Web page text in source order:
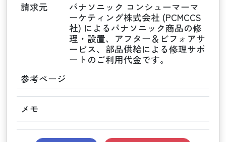
請求元
パナソニック コンシューマーマ
ーケティング株式会社 (PCMCCS
社) によるパナソニック商品の修
理・設置、アフター＆ビフォアサ
ービス、部品供給による修理サポ
ートのご利用代金です。
参考ページ
メモ